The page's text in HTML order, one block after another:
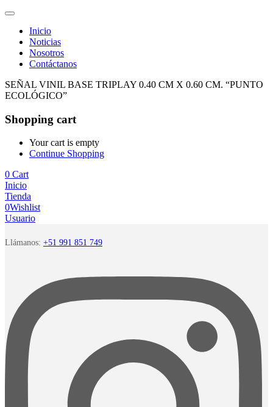
Inicio
Noticias
Nosotros
Contáctanos
SEÑAL VINIL BASE TRIPLAY 0.40 CM X 0.60 CM. “PUNTO
ECOLÓGICO”
Shopping cart
Your cart is empty
Continue Shopping
0 Cart
Inicio
Tienda
0Wishlist
Usuario
Llámanos: +51 991 851 749